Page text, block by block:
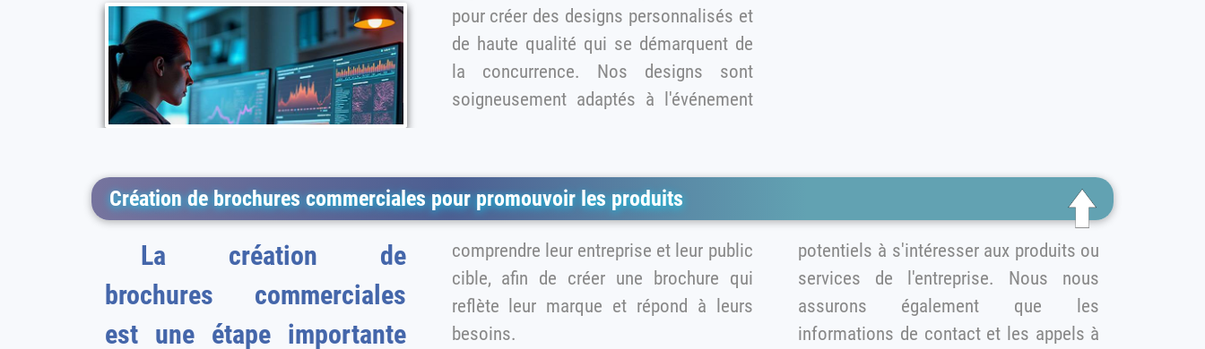
pour créer des designs personnalisés et
de haute qualité qui se démarquent de
la concurrence. Nos designs sont
soigneusement adaptés à l'événement
Création de brochures commerciales pour promouvoir les produits
La création de
brochures commerciales
est une étape importante
comprendre leur entreprise et leur public
cible, afin de créer une brochure qui
reflète leur marque et répond à leurs
besoins.
potentiels à s'intéresser aux produits ou
services de l'entreprise. Nous nous
assurons également que les
informations de contact et les appels à